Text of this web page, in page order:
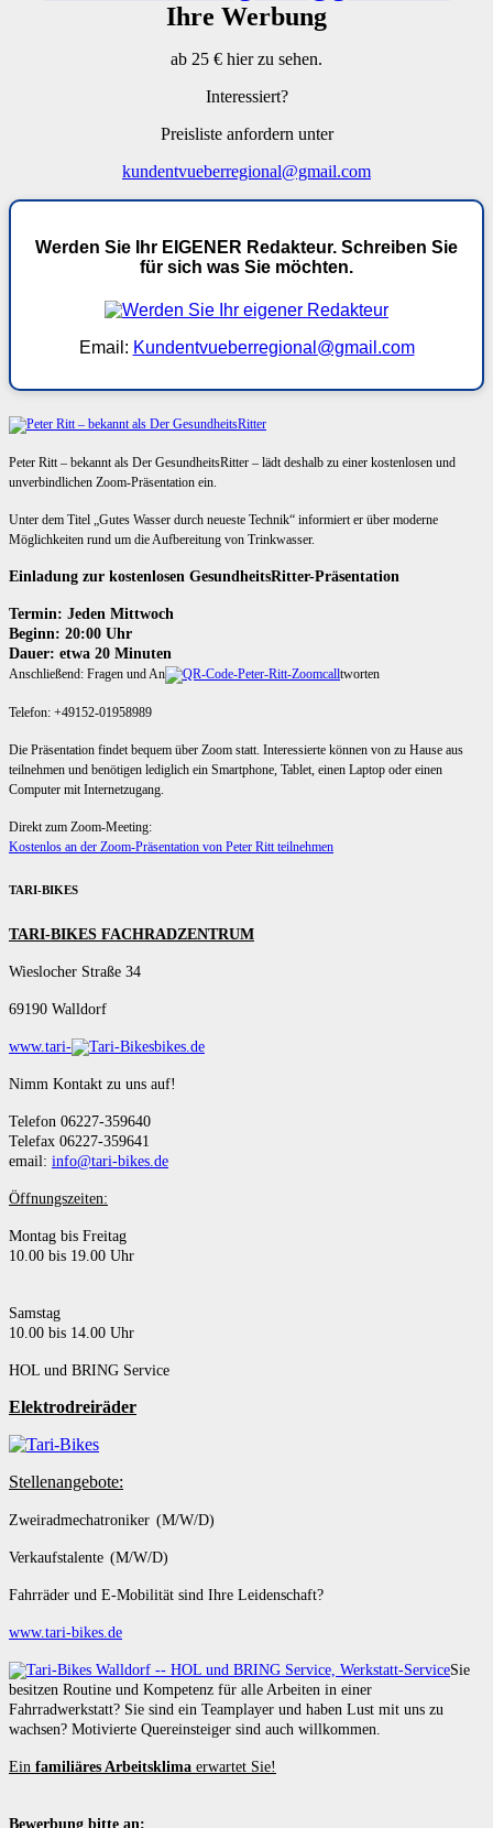
Ihre Werbung
ab 25 € hier zu sehen.
Interessiert?
Preisliste anfordern unter
kundentvueberregional@gmail.com
Werden Sie Ihr EIGENER Redakteur. Schreiben Sie
für sich was Sie möchten.
Email: Kundentvueberregional@gmail.com
Peter Ritt – bekannt als Der GesundheitsRitter – lädt deshalb zu einer kostenlosen und
unverbindlichen Zoom-Präsentation ein.
Unter dem Titel „Gutes Wasser durch neueste Technik“ informiert er über moderne
Möglichkeiten rund um die Aufbereitung von Trinkwasser.
Einladung zur kostenlosen GesundheitsRitter-Präsentation
Termin: Jeden Mittwoch
Beginn: 20:00 Uhr
Dauer: etwa 20 Minuten
Anschließend: Fragen und An tworten
Telefon: +49152-01958989
Die Präsentation findet bequem über Zoom statt. Interessierte können von zu Hause aus
teilnehmen und benötigen lediglich ein Smartphone, Tablet, einen Laptop oder einen
Computer mit Internetzugang.
Direkt zum Zoom-Meeting:
Kostenlos an der Zoom-Präsentation von Peter Ritt teilnehmen
TARI-BIKES
TARI-BIKES FACHRADZENTRUM
Wieslocher Straße 34
69190 Walldorf
www.tari- bikes.de
Nimm Kontakt zu uns auf!
Telefon 06227-359640
Telefax 06227-359641
email: info@tari-bikes.de
Öffnungszeiten:
Montag bis Freitag
10.00 bis 19.00 Uhr
Samstag
10.00 bis 14.00 Uhr
HOL und BRING Service
Elektrodreiräder
Stellenangebote:
Zweiradmechatroniker (M/W/D)
Verkaufstalente (M/W/D)
Fahrräder und E-Mobilität sind Ihre Leidenschaft?
www.tari-bikes.de
Sie
besitzen Routine und Kompetenz für alle Arbeiten in einer
Fahrradwerkstatt? Sie sind ein Teamplayer und haben Lust mit uns zu
wachsen? Motivierte Quereinsteiger sind auch willkommen.
Ein familiäres Arbeitsklima erwartet Sie!
Bewerbung bitte an: